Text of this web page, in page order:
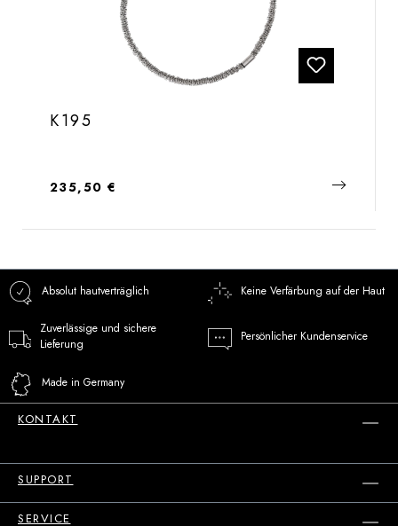
K195
Regulärer Preis:
235,50 €
Absolut hautverträglich Keine Verfärbung auf der Haut
Zuverlässige und sichere
Lieferung
Persönlicher Kundenservice
Made in Germany
KONTAKT
SUPPORT
SERVICE